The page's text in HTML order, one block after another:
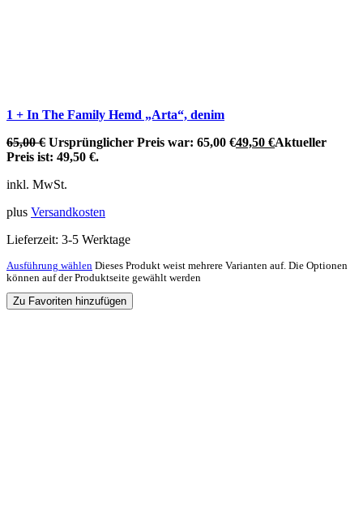
1 + In The Family Hemd „Arta“, denim
65,00€ Ursprünglicher Preis war: 65,00 €49,50 €Aktueller
Preis ist: 49,50 €.
inkl. MwSt.
plus Versandkosten
Lieferzeit: 3-5 Werktage
Ausführung wählen Dieses Produkt weist mehrere Varianten auf. Die Optionen
können auf der Produktseite gewählt werden
Zu Favoriten hinzufügen